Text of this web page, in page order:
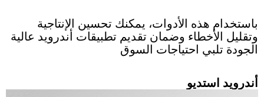
باستخدام هذه الأدوات، يمكنك تحسين الإنتاجية
وتقليل الأخطاء وضمان تقديم تطبيقات أندرويد عالية
الجودة تلبي احتياجات السوق
أندرويد استديو